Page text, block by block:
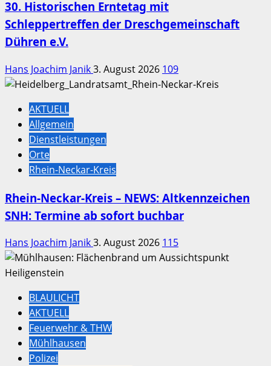
30. Historischen Erntetag mit
Schleppertreffen der Dreschgemeinschaft
Dühren e.V.
Hans Joachim Janik3. August 2026 109
AKTUELL
Allgemein
Dienstleistungen
Orte
Rhein-Neckar-Kreis
Rhein-Neckar-Kreis – NEWS: Altkennzeichen
SNH: Termine ab sofort buchbar
Hans Joachim Janik3. August 2026 115
BLAULICHT
AKTUELL
Feuerwehr & THW
Mühlhausen
Polizei